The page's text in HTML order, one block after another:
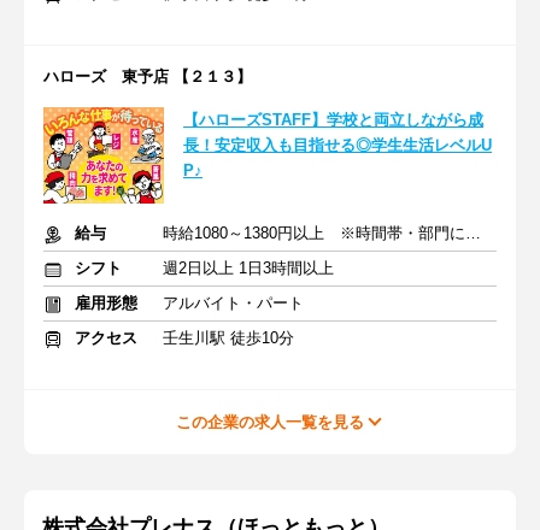
ハローズ 東予店 【２１３】
【ハローズSTAFF】学校と両立しながら成
長！安定収入も目指せる◎学生生活レベルU
P♪
給与
時給1080～1380円以上 ※時間帯・部門による※交通費支給
シフト
週2日以上 1日3時間以上
雇用形態
アルバイト・パート
アクセス
壬生川駅 徒歩10分
この企業の求人一覧を見る